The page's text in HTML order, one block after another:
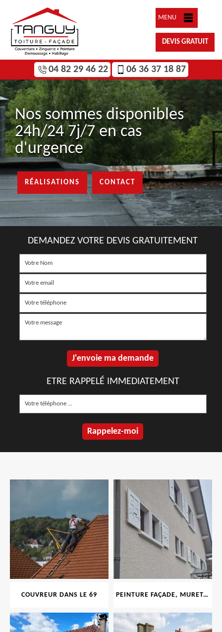
MENU
DEVIS GRATUIT
04 82 29 46 22 06 36 37 18 87
Nos sommes disponibles
24h/24 7j/7 en cas
d'urgence
RÉALISATIONS CONTACT
DEMANDEZ VOTRE DEVIS GRATUITEMENT
ETRE RAPPELÉ IMMEDIATEMENT
COUVREUR DANS LE 69 PEINTURE FAÇADE, MURET, TOITURE, BOISERIE, FERRONERIE, GOUTTIÈRE 69